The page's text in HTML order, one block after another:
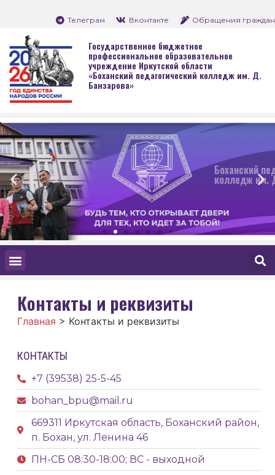
Телеграм Вконтакте Обращения граждан
Государственное бюджетное
профессиональное образовательное
учреждение Иркутской области
«Боханский педагогический колледж им. Д.
Банзарова»
Боханский
колледж им. Д.
Контакты и реквизиты
Главная > Контакты и реквизиты
КОНТАКТЫ
+7 (39538) 25-5-45
bohan_bpu@mail.ru
669311 Иркутская область, Боханский район,
п. Бохан, ул. Ленина 46
ПН-СБ 08:30-18:00; ВС - выходной